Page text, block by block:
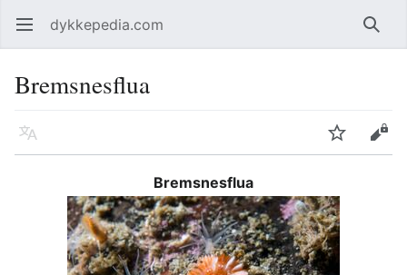
Åpne hovedmenyen dykkepedia.com Søk
Bremsnesflua
Språk Overvåk Rediger
Bremsnesflua